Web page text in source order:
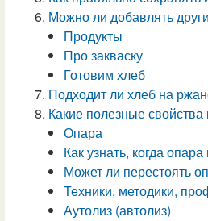
Можно ли добавлять
Продукты
Про закваску
Готовим хлеб
Подходит ли хлеб на
Какие полезные
Опара
Как узнать, когда опара
Может ли перестоять
Техники, методики,
Аутолиз (автолиз)